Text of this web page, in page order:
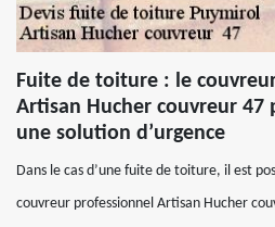
Fuite de toiture : le
Artisan Hucher couvreur 47
une solution d’urgence
Dans le cas d’une fuite de toiture, il est
couvreur professionnel Artisan Hucher